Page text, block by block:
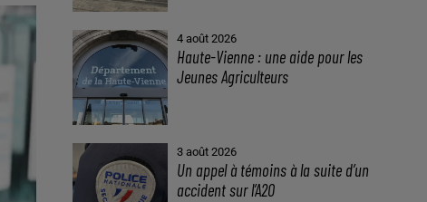
4 août 2026
Haute-Vienne : une aide pour les
Jeunes Agriculteurs
3 août 2026
Un appel à témoins à la suite d’un
accident sur l’A20